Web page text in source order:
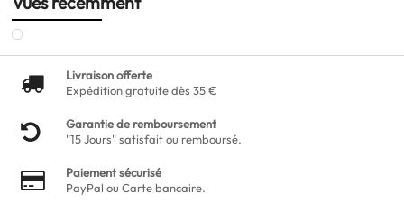
Livraison offerte
Expédition gratuite dès 35 €
Garantie de remboursement
"15 Jours" satisfait ou remboursé.
Paiement sécurisé
PayPal ou Carte bancaire.